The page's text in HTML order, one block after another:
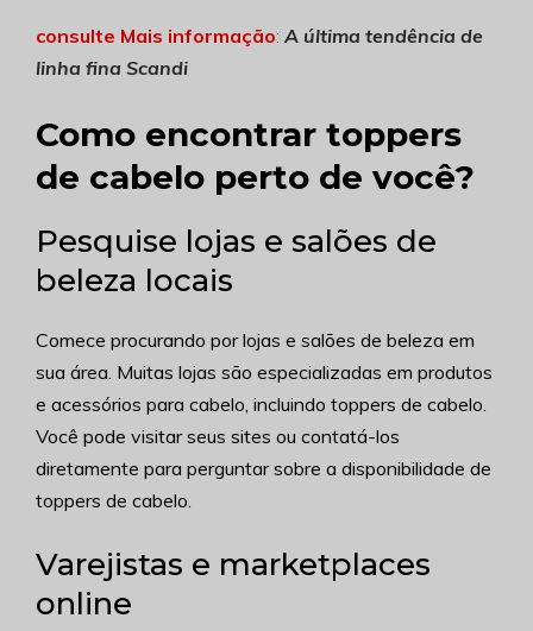
consulte Mais informação: A última tendência de
linha fina Scandi
Como encontrar toppers
de cabelo perto de você?
Pesquise lojas e salões de
beleza locais
Comece procurando por lojas e salões de beleza em
sua área. Muitas lojas são especializadas em produtos
e acessórios para cabelo, incluindo toppers de cabelo.
Você pode visitar seus sites ou contatá-los
diretamente para perguntar sobre a disponibilidade de
toppers de cabelo.
Varejistas e marketplaces
online